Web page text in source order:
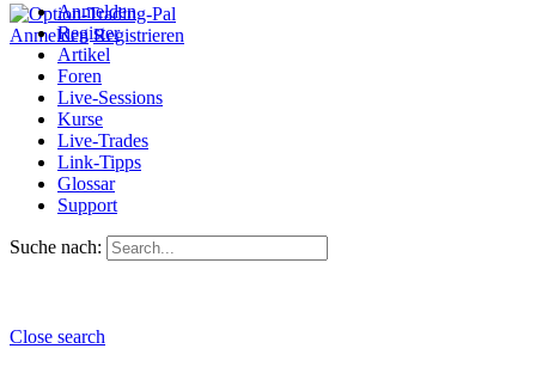
Anmelden Registrieren
Anmelden
Register
Artikel
Foren
Live-Sessions
Kurse
Live-Trades
Link-Tipps
Glossar
Support
Suche nach:
Close search